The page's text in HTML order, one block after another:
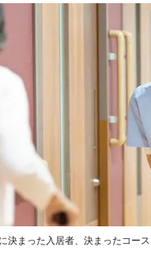
決まった入居者、決まったコー